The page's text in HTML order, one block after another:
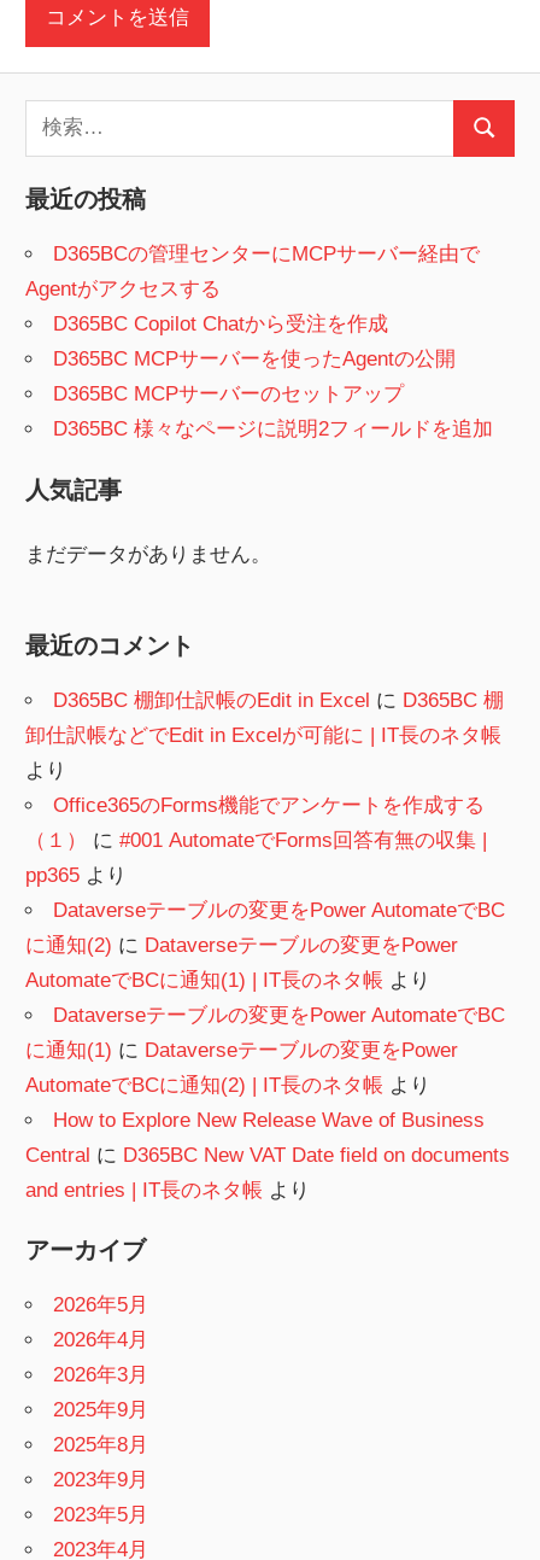
索:
検
最近の投稿
D365BCの管理センターにMCPサーバー経由で
Agentがアクセスする
D365BC Copilot Chatから受注を作成
D365BC MCPサーバーを使ったAgentの公開
D365BC MCPサーバーのセットアップ
D365BC 様々なページに説明2フィールドを追加
人気記事
まだデータがありません。
最近のコメント
D365BC 棚卸仕訳帳のEdit in Excel に D365BC 棚
卸仕訳帳などでEdit in Excelが可能に | IT長のネタ帳
より
Office365のForms機能でアンケートを作成する
（１）
に#001 AutomateでForms回答有無の収集 |
pp365 より
Dataverseテーブルの変更をPower AutomateでBC
に通知(2) に Dataverseテーブルの変更をPower
AutomateでBCに通知(1) | IT長のネタ帳 より
Dataverseテーブルの変更をPower AutomateでBC
に通知(1) に Dataverseテーブルの変更をPower
AutomateでBCに通知(2) | IT長のネタ帳 より
How to Explore New Release Wave of Business
Central に D365BC New VAT Date field on documents
and entries | IT長のネタ帳 より
アーカイブ
2026年5月
2026年4月
2026年3月
2025年9月
2025年8月
2023年9月
2023年5月
2023年4月